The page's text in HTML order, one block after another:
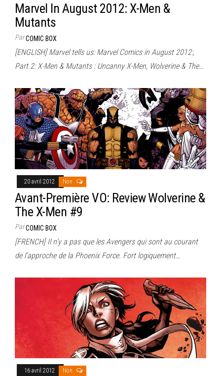
Marvel In August 2012: X-Men &
Mutants
ParCOMIC BOX
[ENGLISH] Marvel tells us: Marvel Comics in August 2012:,
Part 2: X-Men & Mutants : Uncanny X-Men, Wolverine & The…
20 avril 2012 Non
Avant-Première VO: Review Wolverine &
The X-Men #9
ParCOMIC BOX
[FRENCH] Il n’y a pas que les Avengers qui sont au courant
de l’approche de la Phoenix Force. Fort logiquement…
16 avril 2012 Non